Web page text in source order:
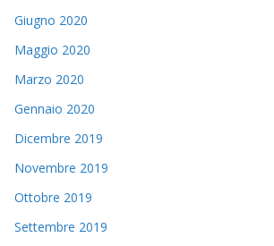
Giugno 2020
Maggio 2020
Marzo 2020
Gennaio 2020
Dicembre 2019
Novembre 2019
Ottobre 2019
Settembre 2019